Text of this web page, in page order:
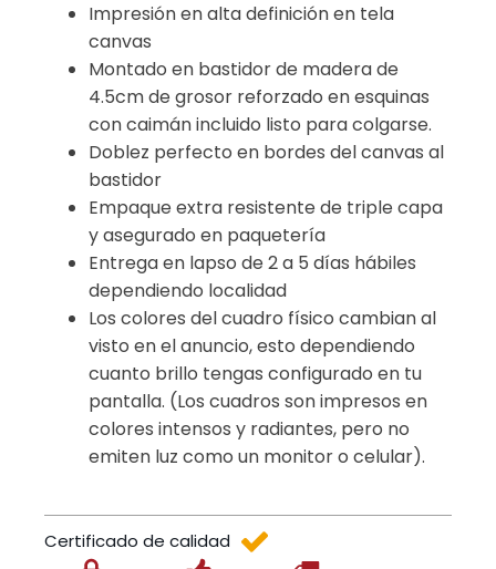
Impresión en alta definición en tela
canvas
Montado en bastidor de madera de
4.5cm de grosor reforzado en esquinas
con caimán incluido listo para colgarse.
Doblez perfecto en bordes del canvas al
bastidor
Empaque extra resistente de triple capa
y asegurado en paquetería
Entrega en lapso de 2 a 5 días hábiles
dependiendo localidad
Los colores del cuadro físico cambian al
visto en el anuncio, esto dependiendo
cuanto brillo tengas configurado en tu
pantalla. (Los cuadros son impresos en
colores intensos y radiantes, pero no
emiten luz como un monitor o celular).
Certificado de calidad